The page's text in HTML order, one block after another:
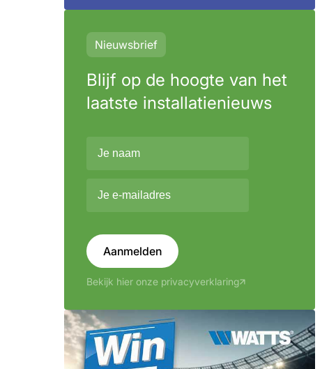
Nieuwsbrief
Blijf op de hoogte van het
laatste installatienieuws
Aanmelden
Bekijk hier onze privacyverklaring